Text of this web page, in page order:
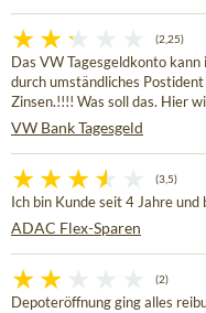
(2,25)
Das VW Tagesgeldkonto
durch umständliches
Zinsen.!!!! Was soll das. Hier
VW Bank Tagesgeld
(3,5)
Ich bin Kunde seit 4 Jahre
ADAC Flex-Sparen
(2)
Depoteröffnung ging alles